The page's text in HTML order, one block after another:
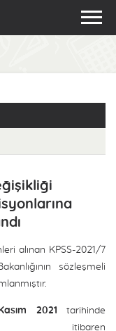
alınan KPSS-2021/7
sözleşmeli
2021 tarihinde
itibaren